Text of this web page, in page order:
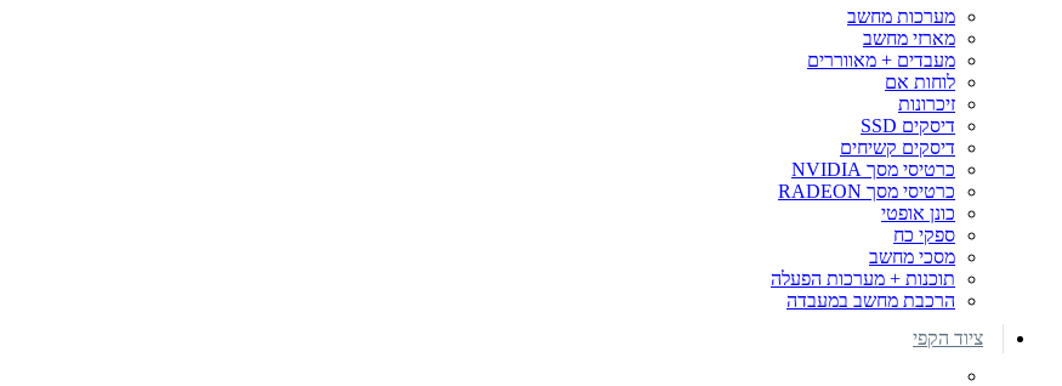
מערכות מחשב
מארזי מחשב
מעבדים + מאווררים
לוחות אם
זיכרונות
דיסקים SSD
דיסקים קשיחים
כרטיסי מסך NVIDIA
כרטיסי מסך RADEON
כונן אופטי
ספקי כח
מסכי מחשב
תוכנות + מערכות הפעלה
הרכבת מחשב במעבדה
ציוד הקפי